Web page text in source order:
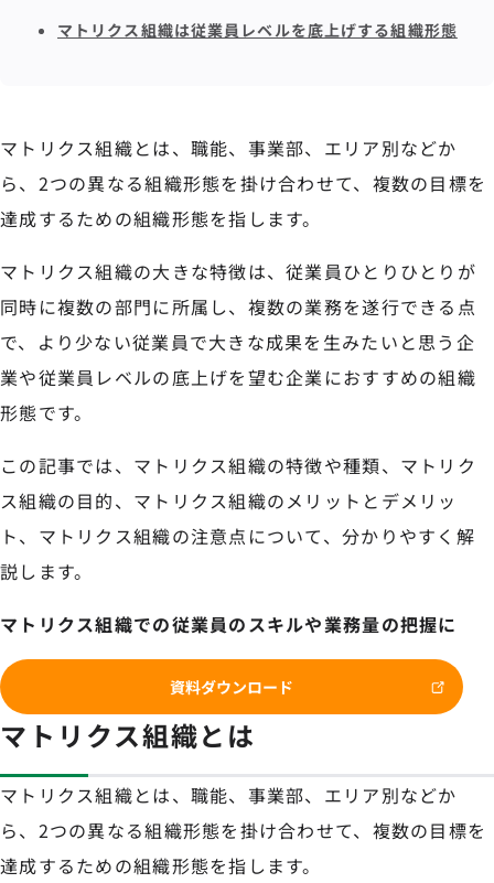
マトリクス組織は従業員レベルを底上げする組織形態
マトリクス組織とは、職能、事業部、エリア別などか
ら、2つの異なる組織形態を掛け合わせて、複数の目標を
達成するための組織形態を指します。
マトリクス組織の大きな特徴は、従業員ひとりひとりが
同時に複数の部門に所属し、複数の業務を遂行できる点
で、より少ない従業員で大きな成果を生みたいと思う企
業や従業員レベルの底上げを望む企業におすすめの組織
形態です。
この記事では、マトリクス組織の特徴や種類、マトリク
ス組織の目的、マトリクス組織のメリットとデメリッ
ト、マトリクス組織の注意点について、分かりやすく解
説します。
マトリクス組織での従業員のスキルや業務量の把握に
資料ダウンロード
マトリクス組織とは
マトリクス組織とは、職能、事業部、エリア別などか
ら、2つの異なる組織形態を掛け合わせて、複数の目標を
達成するための組織形態を指します。